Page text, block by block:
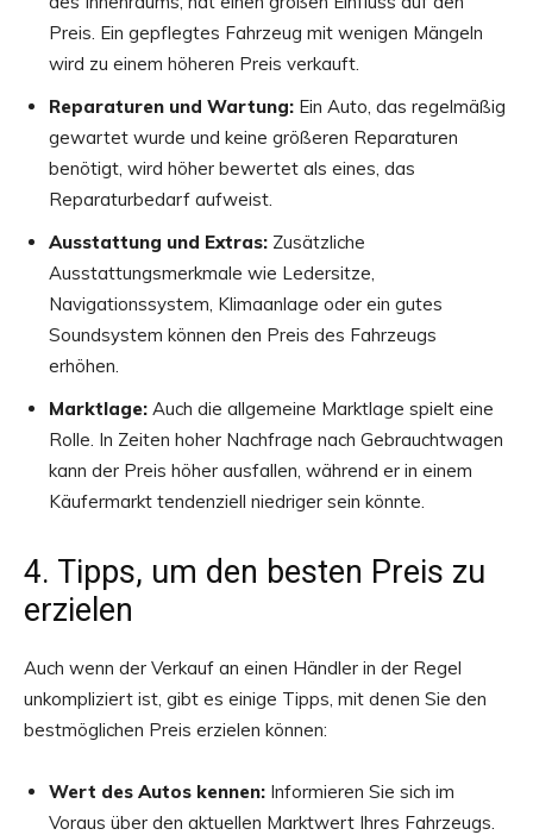
Preis. Ein gepflegtes Fahrzeug mit wenigen Mängeln
wird zu einem höheren Preis verkauft.
Reparaturen und Wartung: Ein Auto, das regelmäßig
gewartet wurde und keine größeren Reparaturen
benötigt, wird höher bewertet als eines, das
Reparaturbedarf aufweist.
Ausstattung und Extras: Zusätzliche
Ausstattungsmerkmale wie Ledersitze,
Navigationssystem, Klimaanlage oder ein gutes
Soundsystem können den Preis des Fahrzeugs
erhöhen.
Marktlage: Auch die allgemeine Marktlage spielt eine
Rolle. In Zeiten hoher Nachfrage nach Gebrauchtwagen
kann der Preis höher ausfallen, während er in einem
Käufermarkt tendenziell niedriger sein könnte.
4. Tipps, um den besten Preis zu
erzielen
Auch wenn der Verkauf an einen Händler in der Regel
unkompliziert ist, gibt es einige Tipps, mit denen Sie den
bestmöglichen Preis erzielen können:
Wert des Autos kennen: Informieren Sie sich im
Voraus über den aktuellen Marktwert Ihres Fahrzeugs.